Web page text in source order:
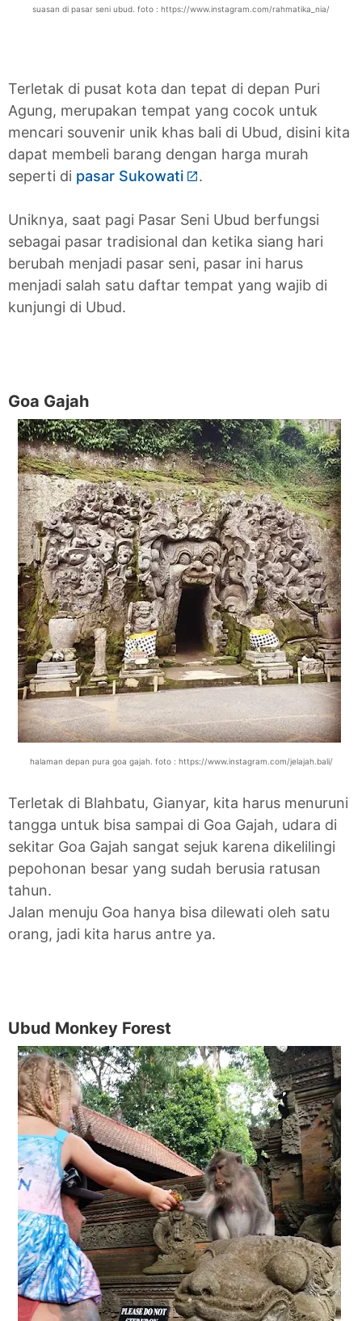
suasan di pasar seni ubud. foto : https://www.instagram.com/rahmatika_nia/
Terletak di pusat kota dan tepat di depan Puri
Agung, merupakan tempat yang cocok untuk
mencari souvenir unik khas bali di Ubud, disini kita
dapat membeli barang dengan harga murah
seperti di pasar Sukowati .
Uniknya, saat pagi Pasar Seni Ubud berfungsi
sebagai pasar tradisional dan ketika siang hari
berubah menjadi pasar seni, pasar ini harus
menjadi salah satu daftar tempat yang wajib di
kunjungi di Ubud.
Goa Gajah
halaman depan pura goa gajah. foto : https://www.instagram.com/jelajah.bali/
Terletak di Blahbatu, Gianyar, kita harus menuruni
tangga untuk bisa sampai di Goa Gajah, udara di
sekitar Goa Gajah sangat sejuk karena dikelilingi
pepohonan besar yang sudah berusia ratusan
tahun.
Jalan menuju Goa hanya bisa dilewati oleh satu
orang, jadi kita harus antre ya.
Ubud Monkey Forest